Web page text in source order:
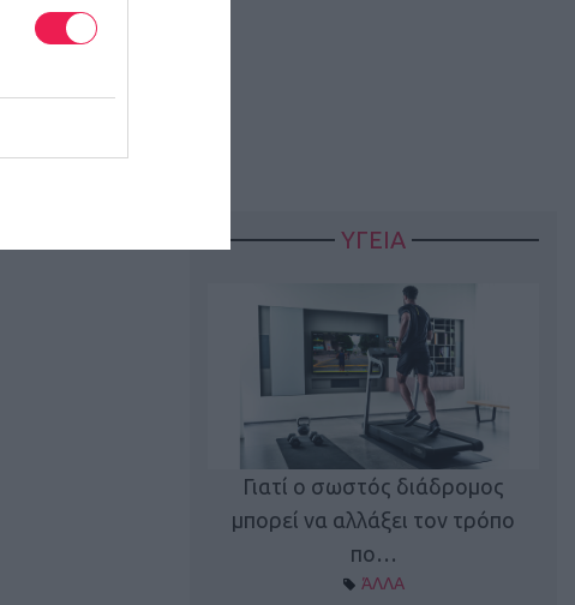
ΥΓΕΙΑ
Γιατί ο σωστός διάδρομος
μπορεί να αλλάξει τον τρόπο
πο…
ΆΛΛΑ